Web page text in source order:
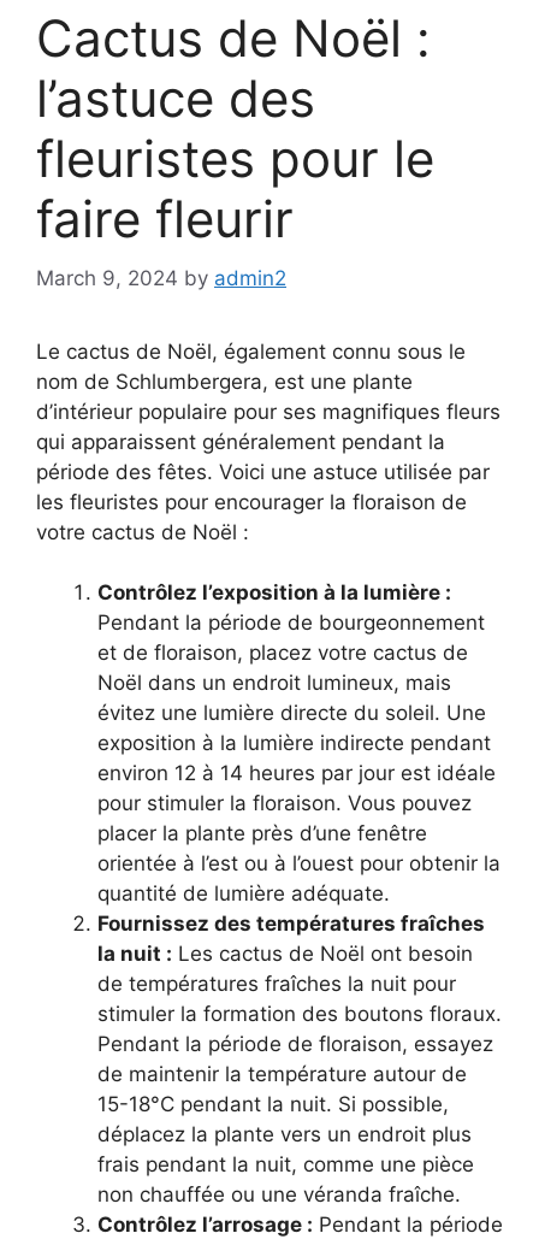
Cactus de Noël :
l’astuce des
fleuristes pour le
faire fleurir
March 9, 2024 by admin2
Le cactus de Noël, également connu sous le
nom de Schlumbergera, est une plante
d’intérieur populaire pour ses magnifiques fleurs
qui apparaissent généralement pendant la
période des fêtes. Voici une astuce utilisée par
les fleuristes pour encourager la floraison de
votre cactus de Noël :
Contrôlez l’exposition à la lumière :
Pendant la période de bourgeonnement
et de floraison, placez votre cactus de
Noël dans un endroit lumineux, mais
évitez une lumière directe du soleil. Une
exposition à la lumière indirecte pendant
environ 12 à 14 heures par jour est idéale
pour stimuler la floraison. Vous pouvez
placer la plante près d’une fenêtre
orientée à l’est ou à l’ouest pour obtenir la
quantité de lumière adéquate.
Fournissez des températures fraîches
la nuit : Les cactus de Noël ont besoin
de températures fraîches la nuit pour
stimuler la formation des boutons floraux.
Pendant la période de floraison, essayez
de maintenir la température autour de
15-18°C pendant la nuit. Si possible,
déplacez la plante vers un endroit plus
frais pendant la nuit, comme une pièce
non chauffée ou une véranda fraîche.
Contrôlez l’arrosage : Pendant la période